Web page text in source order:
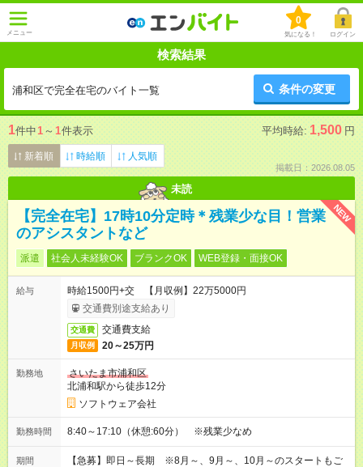
メニュー
0
気になる！ ログイン
検索結果
浦和区で完全在宅のバイト一覧 条件の変更
1件中1 ～ 1件表示 平均時給: 1,500 円
新着順 時給順 人気順
掲載日：2026.08.05
未読
NEW
【完全在宅】17時10分定時＊残業少な目！営業
のアシスタントなど
派遣 社会人未経験OK ブランクOK WEB登録・面接OK
給与
時給1500円+交 【月収例】22万5000円
交通費別途支給あり
交通費 交通費支給
月収例 20～25万円
勤務地
さいたま市浦和区
北浦和駅から徒歩12分
ソフトウェア会社
勤務時間 8:40～17:10（休憩:60分） ※残業少なめ
期間
【急募】即日～長期 ※8月～、9月～、10月～のスタートもご